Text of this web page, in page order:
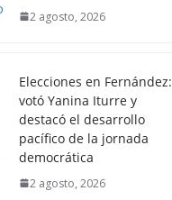
2 agosto, 2026
Elecciones en Fernández:
votó Yanina Iturre y
destacó el desarrollo
pacífico de la jornada
democrática
2 agosto, 2026